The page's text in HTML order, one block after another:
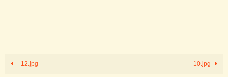
_12.jpg _10.jpg